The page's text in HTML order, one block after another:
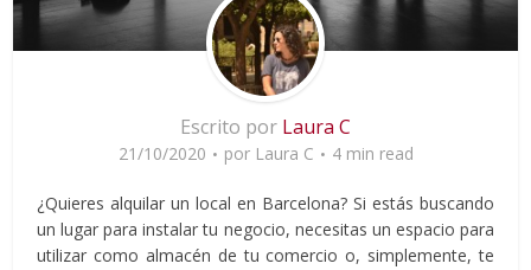
Escrito por Laura C
21/10/2020 por Laura C 4 min read
¿Quieres alquilar un local en Barcelona? Si estás buscando
un lugar para instalar tu negocio, necesitas un espacio para
utilizar como almacén de tu comercio o, simplemente, te